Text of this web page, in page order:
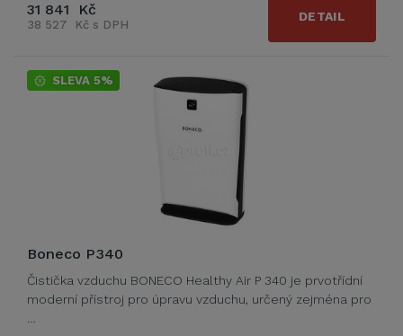
31 841 Kč
38 527 Kč s DPH
DETAIL
SLEVA 5%
Boneco P340
Čistička vzduchu BONECO Healthy Air P 340 je prvotřídní
moderní přístroj pro úpravu vzduchu, určený zejména pro